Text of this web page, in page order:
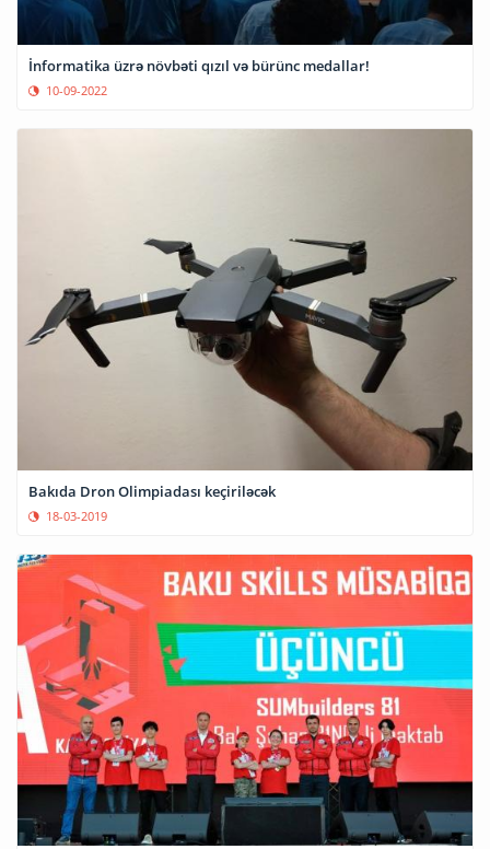
İnformatika üzrə növbəti qızıl və bürünc medallar!
10-09-2022
Bakıda Dron Olimpiadası keçiriləcək
18-03-2019